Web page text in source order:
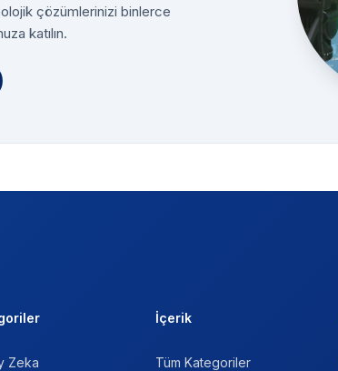
çözümlerinizi binlerce
katılın.
Zeka
İçerik
Tüm Kategoriler